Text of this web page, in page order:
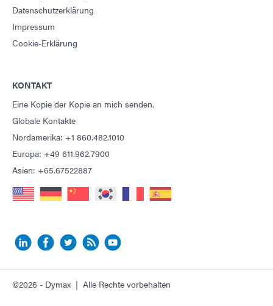
Datenschutzerklärung
Impressum
Cookie-Erklärung
KONTAKT
Eine Kopie der Kopie an mich senden.
Globale Kontakte
Nordamerika: +1 860.482.1010
Europa: +49 611.962.7900
Asien: +65.67522887
©2026 - Dymax | Alle Rechte vorbehalten